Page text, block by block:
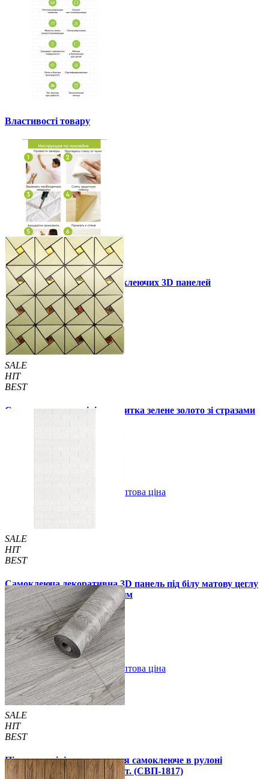
Властивості товару
Інструкція установки самоклеючих 3D панелей
Інші також купили
SALE
HIT
BEST
Самоклеюча алюмінієва плитка зелене золото зі стразами
мозаїка 300х300х3мм (1172)
В закладки Оптова ціна
SALE
HIT
BEST
Самоклеюча декоративна 3D панель під білу матову цеглу
в рулоні 20 м 20000x700x3 мм
1850 грн./шт 2899 грн./шт
Купити В закладки Оптова ціна
SALE
HIT
BEST
Підлогове вінілове покриття самоклеюче в рулоні
3000х600х1,5мм, ціна за 1 шт. (СВП-1817)